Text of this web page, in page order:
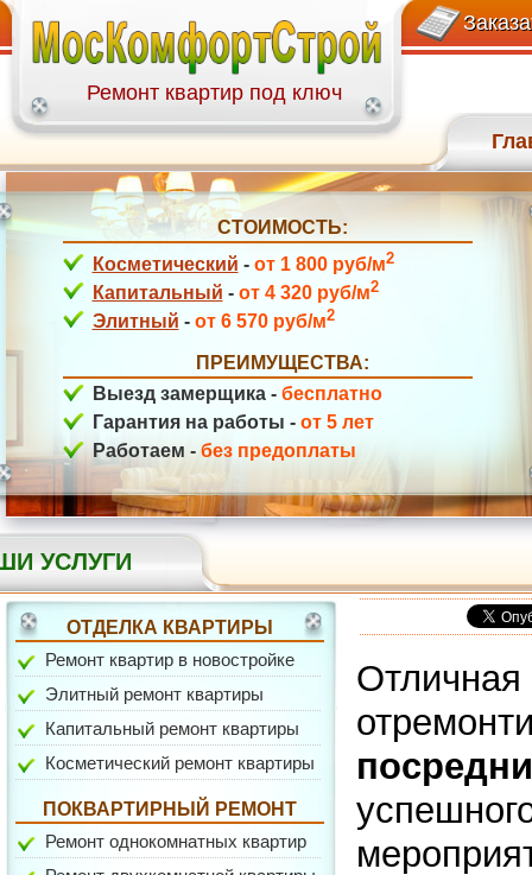
Ремонт квартир под ключ
+7(499)113-27-58
СТОИМОСТЬ:
Косметический - от 1 800 руб/м2
Капитальный - от 4 320 руб/м2
Элитный - от 6 570 руб/м2
ПРЕИМУЩЕСТВА:
Выезд замерщика - бесплатно
Гарантия на работы - от 5 лет
Работаем - без предоплаты
УСЛУГИ
ОТДЕЛКА КВАРТИРЫ
Ремонт квартир в новостройке
Элитный ремонт квартиры
Капитальный ремонт квартиры
Косметический ремонт квартиры
ПОКВАРТИРНЫЙ РЕМОНТ
Ремонт однокомнатных квартир
Рублевское шоссе
ул. Вокзальная
ул. Давыдковская
ул. Гарибальди